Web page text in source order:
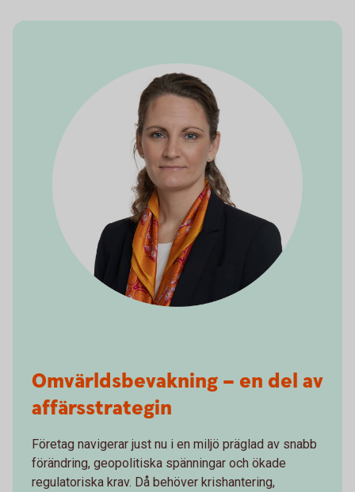
Omvärldsbevakning – en del av
affärsstrategin
Företag navigerar just nu i en miljö präglad av snabb
förändring, geopolitiska spänningar och ökade
regulatoriska krav. Då behöver krishantering,